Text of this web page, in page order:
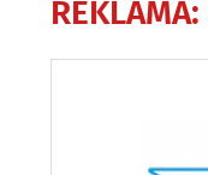
REKLAMA: